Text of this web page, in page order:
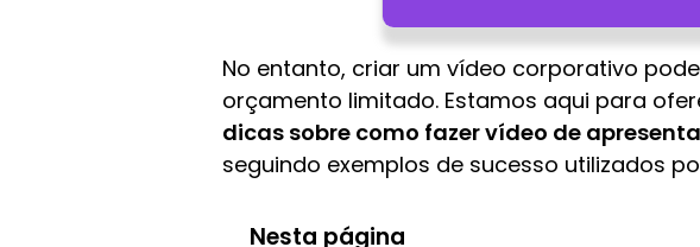
No entanto, criar um vídeo corporativo
orçamento limitado. Estamos aqui para
dicas sobre como fazer vídeo de
seguindo exemplos de sucesso utilizados
Nesta página